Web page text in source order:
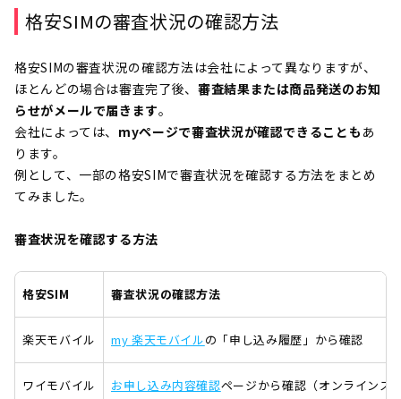
格安SIMの審査状況の確認方法
格安SIMの審査状況の確認方法は会社によって異なりますが、
ほとんどの場合は審査完了後、 審査結果または商品発送のお知
らせがメールで届きます。
会社によっては、 myページで審査状況が確認できることも あ
ります。
例として、一部の格安SIMで審査状況を確認する方法をまとめ
てみました。
審査状況を確認する方法
格安SIM 審査状況の確認方法
楽天モバイル my 楽天モバイルの「申し込み履歴」から確認
ワイモバイル お申し込み内容確認ページから確認（オンラインス